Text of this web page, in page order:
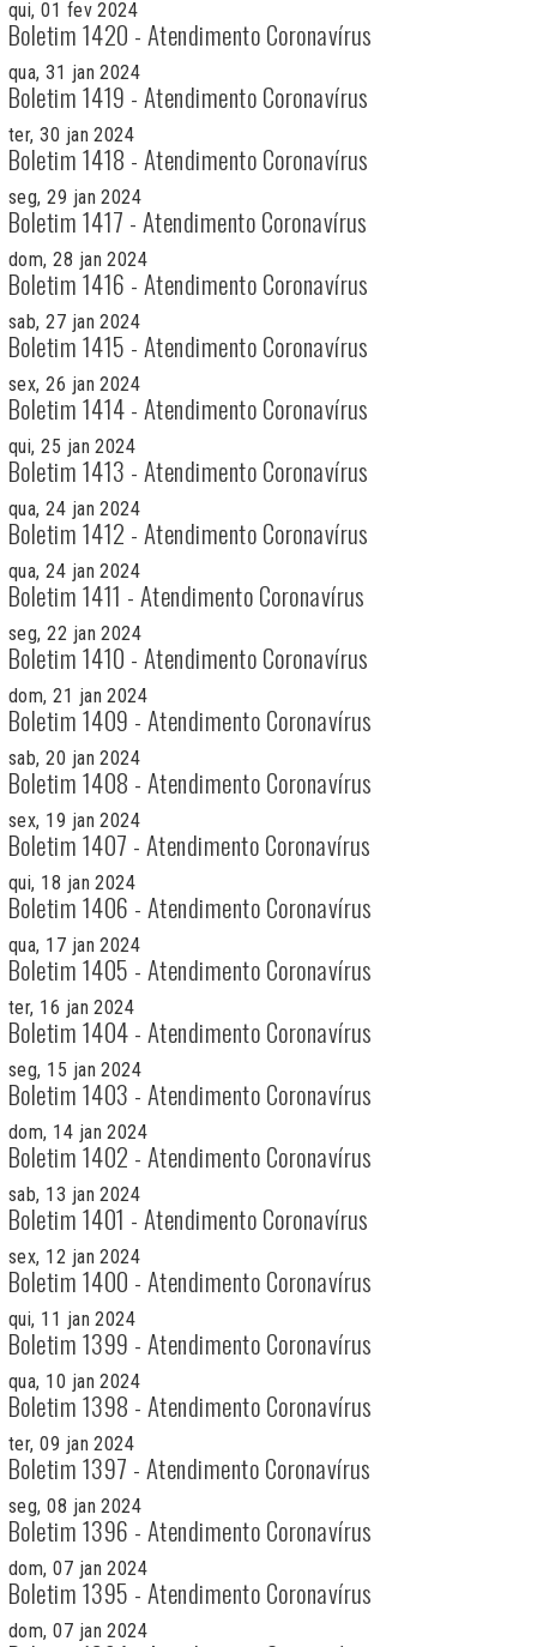
qui, 01 fev 2024
Boletim 1420 - Atendimento Coronavírus
qua, 31 jan 2024
Boletim 1419 - Atendimento Coronavírus
ter, 30 jan 2024
Boletim 1418 - Atendimento Coronavírus
seg, 29 jan 2024
Boletim 1417 - Atendimento Coronavírus
dom, 28 jan 2024
Boletim 1416 - Atendimento Coronavírus
sab, 27 jan 2024
Boletim 1415 - Atendimento Coronavírus
sex, 26 jan 2024
Boletim 1414 - Atendimento Coronavírus
qui, 25 jan 2024
Boletim 1413 - Atendimento Coronavírus
qua, 24 jan 2024
Boletim 1412 - Atendimento Coronavírus
qua, 24 jan 2024
Boletim 1411 - Atendimento Coronavírus
seg, 22 jan 2024
Boletim 1410 - Atendimento Coronavírus
dom, 21 jan 2024
Boletim 1409 - Atendimento Coronavírus
sab, 20 jan 2024
Boletim 1408 - Atendimento Coronavírus
sex, 19 jan 2024
Boletim 1407 - Atendimento Coronavírus
qui, 18 jan 2024
Boletim 1406 - Atendimento Coronavírus
qua, 17 jan 2024
Boletim 1405 - Atendimento Coronavírus
ter, 16 jan 2024
Boletim 1404 - Atendimento Coronavírus
seg, 15 jan 2024
Boletim 1403 - Atendimento Coronavírus
dom, 14 jan 2024
Boletim 1402 - Atendimento Coronavírus
sab, 13 jan 2024
Boletim 1401 - Atendimento Coronavírus
sex, 12 jan 2024
Boletim 1400 - Atendimento Coronavírus
qui, 11 jan 2024
Boletim 1399 - Atendimento Coronavírus
qua, 10 jan 2024
Boletim 1398 - Atendimento Coronavírus
ter, 09 jan 2024
Boletim 1397 - Atendimento Coronavírus
seg, 08 jan 2024
Boletim 1396 - Atendimento Coronavírus
dom, 07 jan 2024
Boletim 1395 - Atendimento Coronavírus
dom, 07 jan 2024